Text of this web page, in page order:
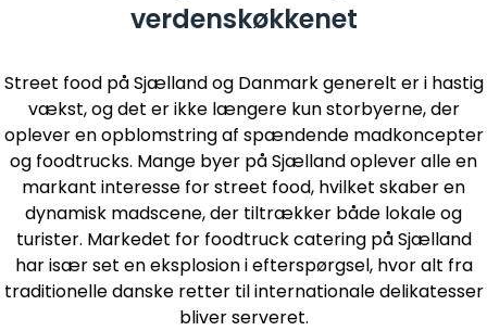
verdenskøkkenet
Street food på Sjælland og Danmark generelt er i hastig
vækst, og det er ikke længere kun storbyerne, der
oplever en opblomstring af spændende madkoncepter
og foodtrucks. Mange byer på Sjælland oplever alle en
markant interesse for street food, hvilket skaber en
dynamisk madscene, der tiltrækker både lokale og
turister. Markedet for foodtruck catering på Sjælland
har især set en eksplosion i efterspørgsel, hvor alt fra
traditionelle danske retter til internationale delikatesser
bliver serveret.